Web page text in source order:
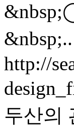
&nbsp;..
http://
두산의